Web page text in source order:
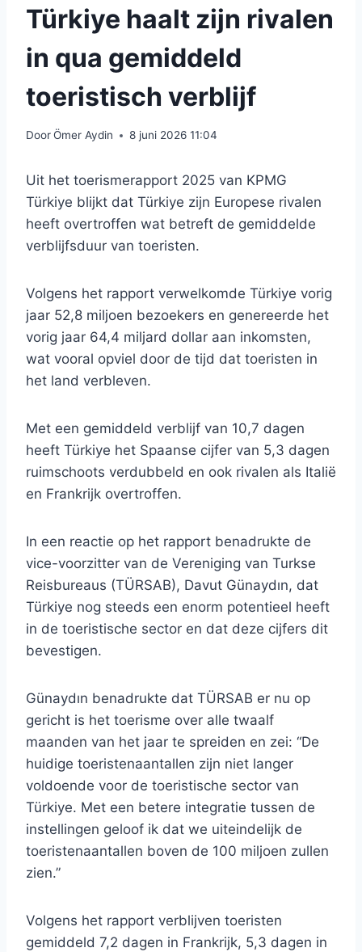
Türkiye haalt zijn rivalen
in qua gemiddeld
toeristisch verblijf
DoorÖmer Aydin 8 juni 2026 11:04
Uit het toerismerapport 2025 van KPMG
Türkiye blijkt dat Türkiye zijn Europese rivalen
heeft overtroffen wat betreft de gemiddelde
verblijfsduur van toeristen.
Volgens het rapport verwelkomde Türkiye vorig
jaar 52,8 miljoen bezoekers en genereerde het
vorig jaar 64,4 miljard dollar aan inkomsten,
wat vooral opviel door de tijd dat toeristen in
het land verbleven.
Met een gemiddeld verblijf van 10,7 dagen
heeft Türkiye het Spaanse cijfer van 5,3 dagen
ruimschoots verdubbeld en ook rivalen als Italië
en Frankrijk overtroffen.
In een reactie op het rapport benadrukte de
vice-voorzitter van de Vereniging van Turkse
Reisbureaus (TÜRSAB), Davut Günaydın, dat
Türkiye nog steeds een enorm potentieel heeft
in de toeristische sector en dat deze cijfers dit
bevestigen.
Günaydın benadrukte dat TÜRSAB er nu op
gericht is het toerisme over alle twaalf
maanden van het jaar te spreiden en zei: “De
huidige toeristenaantallen zijn niet langer
voldoende voor de toeristische sector van
Türkiye. Met een betere integratie tussen de
instellingen geloof ik dat we uiteindelijk de
toeristenaantallen boven de 100 miljoen zullen
zien.”
Volgens het rapport verblijven toeristen
gemiddeld 7,2 dagen in Frankrijk, 5,3 dagen in